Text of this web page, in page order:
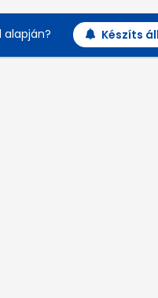
alapján? Készíts